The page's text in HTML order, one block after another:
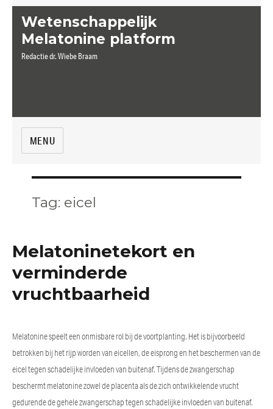
Wetenschappelijk
Melatonine platform
Redactie dr. Wiebe Braam
MENU
Tag: eicel
Melatoninetekort en
verminderde
vruchtbaarheid
Melatonine speelt een onmisbare rol bij de voortplanting. Het is bijvoorbeeld
betrokken bij het rijp worden van eicellen, de eisprong en het beschermen van de
eicel tegen schadelijke invloeden van buitenaf. Tijdens de zwangerschap
beschermt melatonine zowel de placenta als de zich ontwikkelende vrucht
gedurende de gehele zwangerschap tegen schadelijke invloeden van buitenaf.